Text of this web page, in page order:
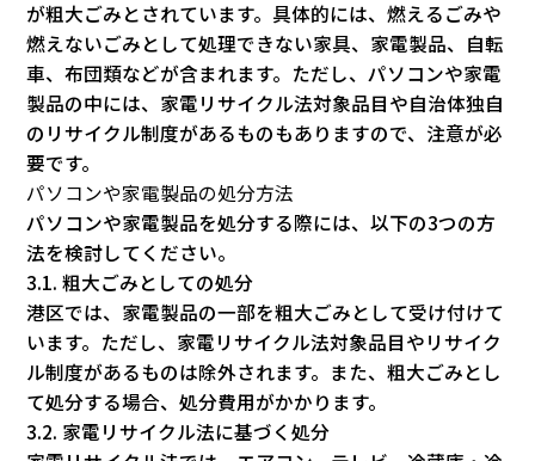
が粗大ごみとされています。具体的には、燃えるごみや
燃えないごみとして処理できない家具、家電製品、自転
車、布団類などが含まれます。ただし、パソコンや家電
製品の中には、家電リサイクル法対象品目や自治体独自
のリサイクル制度があるものもありますので、注意が必
要です。
パソコンや家電製品の処分方法
パソコンや家電製品を処分する際には、以下の3つの方
法を検討してください。
3.1. 粗大ごみとしての処分
港区では、家電製品の一部を粗大ごみとして受け付けて
います。ただし、家電リサイクル法対象品目やリサイク
ル制度があるものは除外されます。また、粗大ごみとし
て処分する場合、処分費用がかかります。
3.2. 家電リサイクル法に基づく処分